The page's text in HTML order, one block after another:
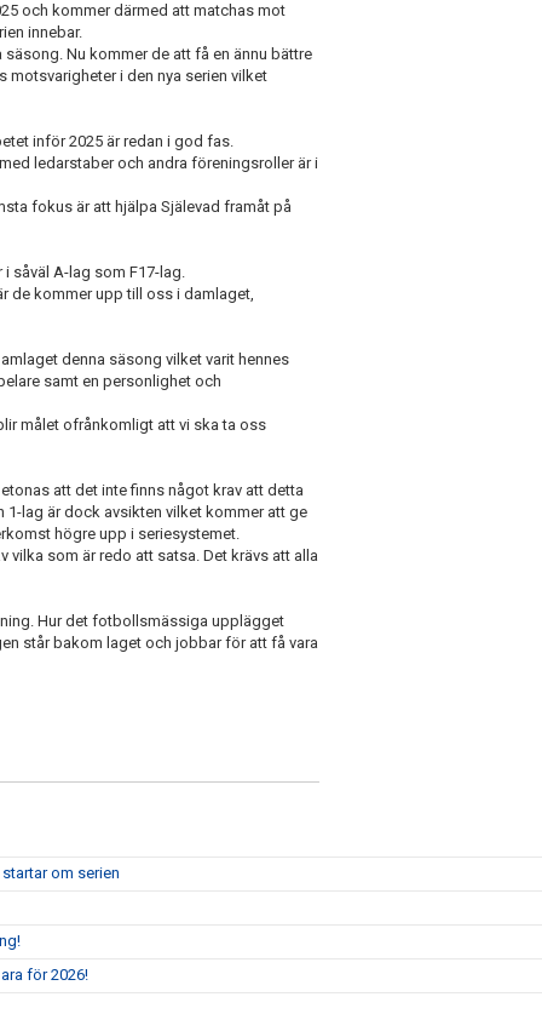
och kommer därmed att matchas mot
innebar.
Nu kommer de att få en ännu bättre
i den nya serien vilket
inför 2025 är redan i god fas.
ledarstaber och andra föreningsroller är i
fokus är att hjälpa Själevad framåt på
såväl A-lag som F17-lag.
de kommer upp till oss i damlaget,
denna säsong vilket varit hennes
samt en personlighet och
målet ofrånkomligt att vi ska ta oss
att det inte finns något krav att detta
lag är dock avsikten vilket kommer att ge
högre upp i seriesystemet.
vilka som är redo att satsa. Det krävs att alla
Hur det fotbollsmässiga upplägget
står bakom laget och jobbar för att få vara
om serien
för 2026!